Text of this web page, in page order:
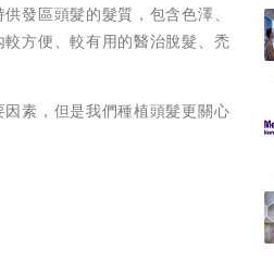
發區頭髮的髮質，包含色澤、
方便、較有用的醫治脫髮、禿
素，但是我們種植頭髮更關心